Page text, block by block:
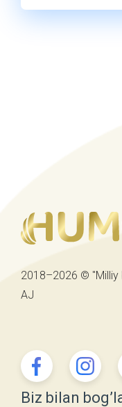
2018–2026 © "Milliy
AJ
Biz bilan